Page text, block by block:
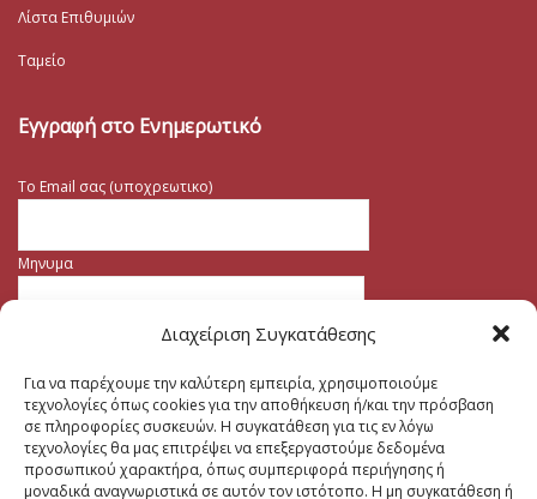
Διαχείριση Συγκατάθεσης
Για να παρέχουμε την καλύτερη εμπειρία, χρησιμοποιούμε
τεχνολογίες όπως cookies για την αποθήκευση ή/και την πρόσβαση
σε πληροφορίες συσκευών. Η συγκατάθεση για τις εν λόγω
τεχνολογίες θα μας επιτρέψει να επεξεργαστούμε δεδομένα
προσωπικού χαρακτήρα, όπως συμπεριφορά περιήγησης ή
μοναδικά αναγνωριστικά σε αυτόν τον ιστότοπο. Η μη συγκατάθεση ή
Λίστα Επιθυμιών
Ταμείο
Εγγραφή στο Ενημερωτικό
Το Email σας (υποχρεωτικο)
Μηνυμα